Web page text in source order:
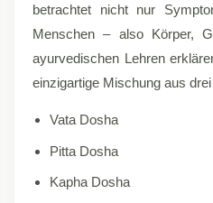
betrachtet nicht nur
Menschen – also Körper,
ayurvedischen Lehren
einzigartige Mischung aus
Vata Dosha
Pitta Dosha
Kapha Dosha